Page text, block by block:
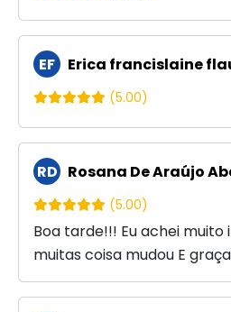
EF Erica francislaine
(5.00)
RD Rosana De Araújo
(5.00)
Boa tarde!!! Eu achei muito
muitas coisa mudou E